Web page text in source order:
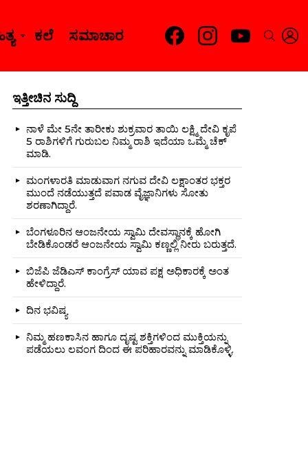
ಕಲೆ ಸಮಾಚಾರ
ಇತ್ತೀಚಿನ ಸುದ್ದಿ
ನಾಳೆ ಮೇ 5ನೇ ತಾರೀಕು ಶುಕ್ರವಾರ ತಾಯಿ ಲಕ್ಷ್ಮಿ ದೇವಿ ಕೃಪೆ
5 ರಾಶಿಗಳಿಗೆ ಗುರುಬಲ ನಿಮ್ಮ ರಾಶಿ ಇದೆಯಾ ಒಮ್ಮೆ ಚೆಕ್
ಮಾಡಿ.
ಮಂಗಳಾರತಿ ಮಾಡುವಾಗ ನಗುವ ದೇವಿ ಲಕ್ಷಾಂತರ ಭಕ್ತರ
ಮುಂದೆ ನಡೆಯುತ್ತದೆ ಪವಾಡ ವೈಜ್ಞಾನಿಗಳು ಸೋತು
ಶರಣಾಗಿದ್ದಾರೆ.
ಬೆಂಗಳೂರಿನ ಆಂಜನೇಯ ಸ್ವಾಮಿ ದೇವಸ್ಥಾನಕ್ಕೆ ಹೋಗಿ
ಬೇಡಿಕೊಂಡರೆ ಆಂಜನೇಯ ಸ್ವಾಮಿ ಕಣ್ಣಲ್ಲಿ ನೀರು ಬರುತ್ತದೆ.
ಬಿಜೆಪಿ ಜೆಡಿಎಸ್ ಕಾಂಗ್ರೆಸ್ ಯಾವ ಪಕ್ಷ ಅಧಿಕಾರಕ್ಕೆ ಅಂತ
ಹೇಳಿದ್ದಾರೆ.
ದಿನ ಭವಿಷ್ಯ
ನಿಮ್ಮ ಹಣಕಾಸಿನ ಹಾಗೂ ದೃಷ್ಟ ಶಕ್ತಿಗಳಿಂದ ಮುಕ್ತಿಯನ್ನು
ಪಡೆಯಲು ಲವಂಗ ದಿಂದ ಈ ಪರಿಹಾರವನ್ನು ಮಾಡಿಕೊಳ್ಳಿ.